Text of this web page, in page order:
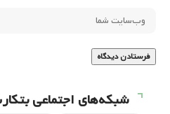
شبکه‌های اجتماعی